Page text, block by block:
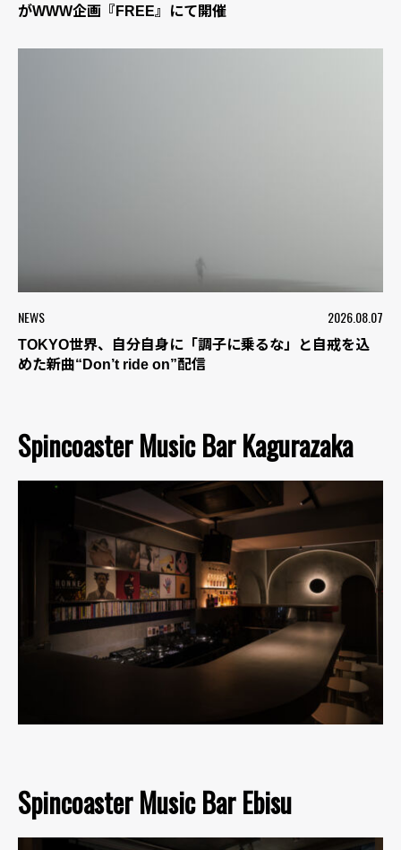
がWWW企画『FREE』にて開催
NEWS 2026.08.07
TOKYO世界、自分自身に「調子に乗るな」と自戒を込
めた新曲“Don’t ride on”配信
Spincoaster Music Bar Kagurazaka
Spincoaster Music Bar Ebisu